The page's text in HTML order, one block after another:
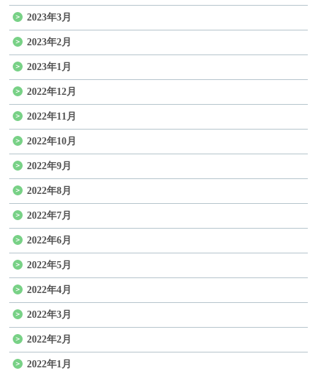
2023年3月
2023年2月
2023年1月
2022年12月
2022年11月
2022年10月
2022年9月
2022年8月
2022年7月
2022年6月
2022年5月
2022年4月
2022年3月
2022年2月
2022年1月